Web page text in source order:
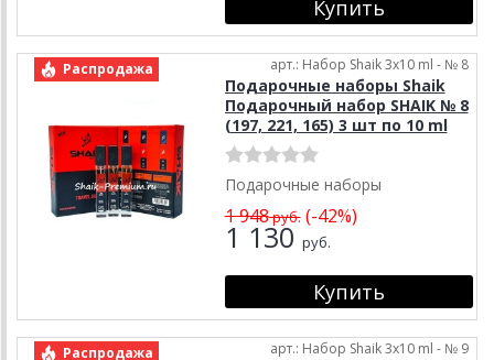
Распродажа арт.: Набор Shaik 3х10 ml - № 8
Подарочные наборы Shaik
Подарочный набор SHAIK № 8
(197, 221, 165) 3 шт по 10 ml
Подарочные наборы
1 948руб.(-42%)
1 130 руб.
Распродажа арт.: Набор Shaik 3х10 ml - № 9